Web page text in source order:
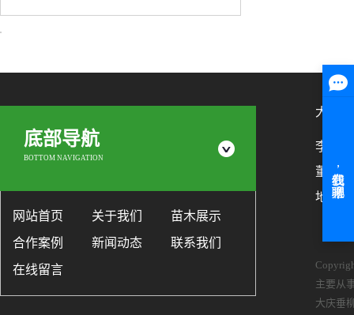
底部导航
BOTTOM NAVIGATION
网站首页 关于我们
苗木展示
合作案例
新闻动态
联系我们
在线留言
大庆
李艳梅
董洪
地址
主要从
大庆垂